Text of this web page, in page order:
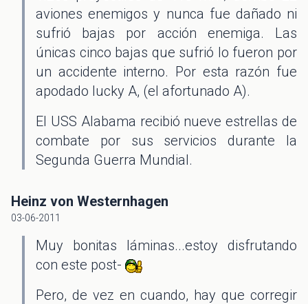
aviones enemigos y nunca fue dañado ni
sufrió bajas por acción enemiga. Las
únicas cinco bajas que sufrió lo fueron por
un accidente interno. Por esta razón fue
apodado lucky A, (el afortunado A).
El USS Alabama recibió nueve estrellas de
combate por sus servicios durante la
Segunda Guerra Mundial.
Heinz von Westernhagen
03-06-2011
Muy bonitas láminas...estoy disfrutando
con este post-
Pero, de vez en cuando, hay que corregir